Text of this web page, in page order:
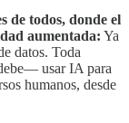
de todos, donde el
aumentada: Ya
datos. Toda
usar IA para
humanos, desde